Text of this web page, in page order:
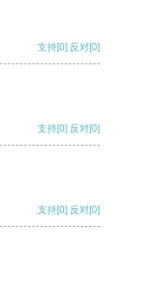
支持[0] 反对[0]
支持[0] 反对[0]
支持[0] 反对[0]